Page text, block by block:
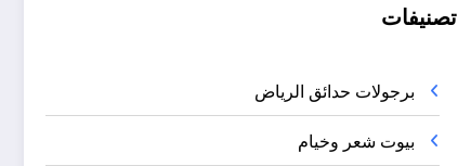
تصنيفات
برجولات حدائق الرياض
بيوت شعر وخيام